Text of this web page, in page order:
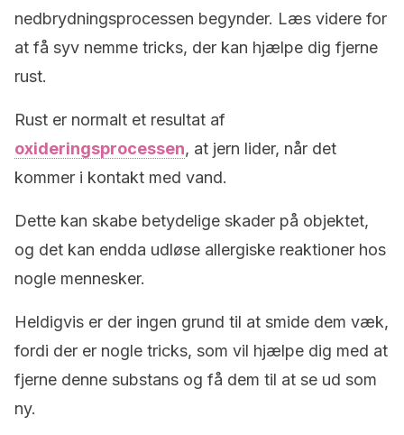
nedbrydningsprocessen begynder. Læs videre for
at få syv nemme tricks, der kan hjælpe dig fjerne
rust.
Rust er normalt et resultat af
oxideringsprocessen, at jern lider, når det
kommer i kontakt med vand.
Dette kan skabe betydelige skader på objektet,
og det kan endda udløse allergiske reaktioner hos
nogle mennesker.
Heldigvis er der ingen grund til at smide dem væk,
fordi der er nogle tricks, som vil hjælpe dig med at
fjerne denne substans og få dem til at se ud som
ny.